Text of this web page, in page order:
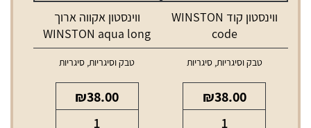
ווינסטון קוד WINSTON
code
טבק וסיגריות,סיגריות
₪38.00
ווינסטון אקווה ארוך
WINSTON aqua long
טבק וסיגריות, סיגריות
₪38.00